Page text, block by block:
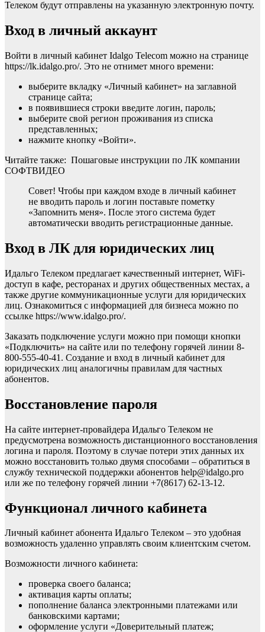
Телеком будут отправлены на указанную электронную почту.
Вход в личный аккаунт
Войти в личный кабинет Idalgo Telecom можно на странице
https://lk.idalgo.pro/. Это не отнимет много времени:
выберите вкладку «Личный кабинет» на заглавной
странице сайта;
в появившиеся строки введите логин, пароль;
выберите свой регион проживания из списка
представленных;
нажмите кнопку «Войти».
Читайте также: Пошаговые инструкции по ЛК компании
СОФТВИДЕО
Совет! Чтобы при каждом входе в личный кабинет
не вводить пароль и логин поставьте пометку
«Запомнить меня». После этого система будет
автоматически вводить регистрационные данные.
Вход в ЛК для юридических лиц
Идальго Телеком предлагает качественный интернет, WiFi-
доступ в кафе, ресторанах и других общественных местах, а
также другие коммуникационные услуги для юридических
лиц. Ознакомиться с информацией для бизнеса можно по
ссылке https://www.idalgo.pro/.
Заказать подключение услуги можно при помощи кнопки
«Подключить» на сайте или по телефону горячей линии 8-
800-555-40-41. Создание и вход в личный кабинет для
юридических лиц аналогичны правилам для частных
абонентов.
Восстановление пароля
На сайте интернет-провайдера Идальго Телеком не
предусмотрена возможность дистанционного восстановления
логина и пароля. Поэтому в случае потери этих данных их
можно восстановить только двумя способами – обратиться в
службу технической поддержки абонентов help@idalgo.pro
или же по телефону горячей линии +7(8617) 62-13-12.
Функционал личного кабинета
Личный кабинет абонента Идальго Телеком – это удобная
возможность удаленно управлять своим клиентским счетом.
Возможности личного кабинета:
проверка своего баланса;
активация карты оплаты;
пополнение баланса электронными платежами или
банковскими картами;
оформление услуги «Доверительный платеж;